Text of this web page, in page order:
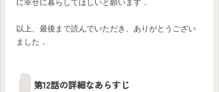
に幸せに暮らしてほしいと願います．
以上、最後まで読んでいただき、ありがとうござい
ました．
第12話の詳細なあらすじ